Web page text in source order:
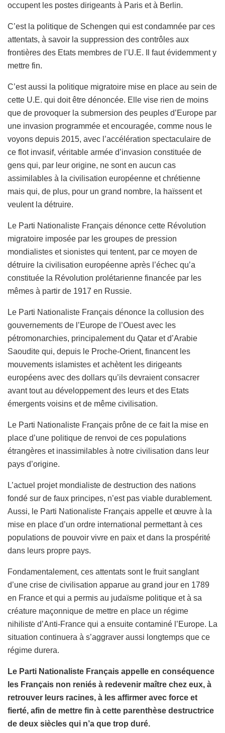
occupent les postes dirigeants à Paris et à Berlin.
C’est la politique de Schengen qui est condamnée par ces
attentats, à savoir la suppression des contrôles aux
frontières des Etats membres de l’U.E. Il faut évidemment y
mettre fin.
C’est aussi la politique migratoire mise en place au sein de
cette U.E. qui doit être dénoncée. Elle vise rien de moins
que de provoquer la submersion des peuples d’Europe par
une invasion programmée et encouragée, comme nous le
voyons depuis 2015, avec l’accélération spectaculaire de
ce flot invasif, véritable armée d’invasion constituée de
gens qui, par leur origine, ne sont en aucun cas
assimilables à la civilisation européenne et chrétienne
mais qui, de plus, pour un grand nombre, la haïssent et
veulent la détruire.
Le Parti Nationaliste Français dénonce cette Révolution
migratoire imposée par les groupes de pression
mondialistes et sionistes qui tentent, par ce moyen de
détruire la civilisation européenne après l’échec qu’a
constituée la Révolution prolétarienne financée par les
mêmes à partir de 1917 en Russie.
Le Parti Nationaliste Français dénonce la collusion des
gouvernements de l’Europe de l’Ouest avec les
pétromonarchies, principalement du Qatar et d’Arabie
Saoudite qui, depuis le Proche-Orient, financent les
mouvements islamistes et achètent les dirigeants
européens avec des dollars qu’ils devraient consacrer
avant tout au développement des leurs et des Etats
émergents voisins et de même civilisation.
Le Parti Nationaliste Français prône de ce fait la mise en
place d’une politique de renvoi de ces populations
étrangères et inassimilables à notre civilisation dans leur
pays d’origine.
L’actuel projet mondialiste de destruction des nations
fondé sur de faux principes, n’est pas viable durablement.
Aussi, le Parti Nationaliste Français appelle et œuvre à la
mise en place d’un ordre international permettant à ces
populations de pouvoir vivre en paix et dans la prospérité
dans leurs propre pays.
Fondamentalement, ces attentats sont le fruit sanglant
d’une crise de civilisation apparue au grand jour en 1789
en France et qui a permis au judaïsme politique et à sa
créature maçonnique de mettre en place un régime
nihiliste d’Anti-France qui a ensuite contaminé l’Europe. La
situation continuera à s’aggraver aussi longtemps que ce
régime durera.
Le Parti Nationaliste Français appelle en conséquence
les Français non reniés à redevenir maître chez eux, à
retrouver leurs racines, à les affirmer avec force et
fierté, afin de mettre fin à cette parenthèse destructrice
de deux siècles qui n’a que trop duré.